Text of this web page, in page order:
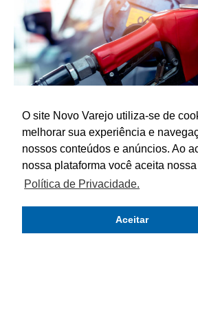
O site Novo Varejo utiliza-se de
melhorar sua experiência e
nossos conteúdos e anúncios. Ao
nossa plataforma você aceita nossa
Política de Privacidade.
Aceitar
MERCADO
EUA, China e outros países
para derrubar preços do
A decisão foi tomada em conjunto com
Índia, Japão, República da Coreia e Reino